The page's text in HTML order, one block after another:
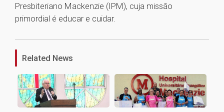
Presbiteriano Mackenzie (IPM), cuja missão
primordial é educar e cuidar.
1
Related News